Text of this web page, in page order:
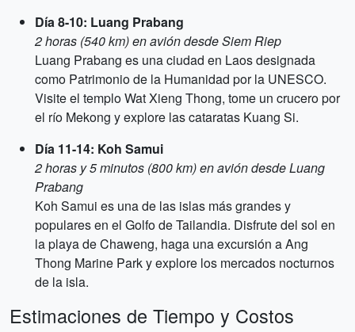
Día 8-10: Luang Prabang
2 horas (540 km) en avión desde Siem Riep
Luang Prabang es una ciudad en Laos designada
como Patrimonio de la Humanidad por la UNESCO.
Visite el templo Wat Xieng Thong, tome un crucero por
el río Mekong y explore las cataratas Kuang Si.
Día 11-14: Koh Samui
2 horas y 5 minutos (800 km) en avión desde Luang
Prabang
Koh Samui es una de las islas más grandes y
populares en el Golfo de Tailandia. Disfrute del sol en
la playa de Chaweng, haga una excursión a Ang
Thong Marine Park y explore los mercados nocturnos
de la isla.
Estimaciones de Tiempo y Costos